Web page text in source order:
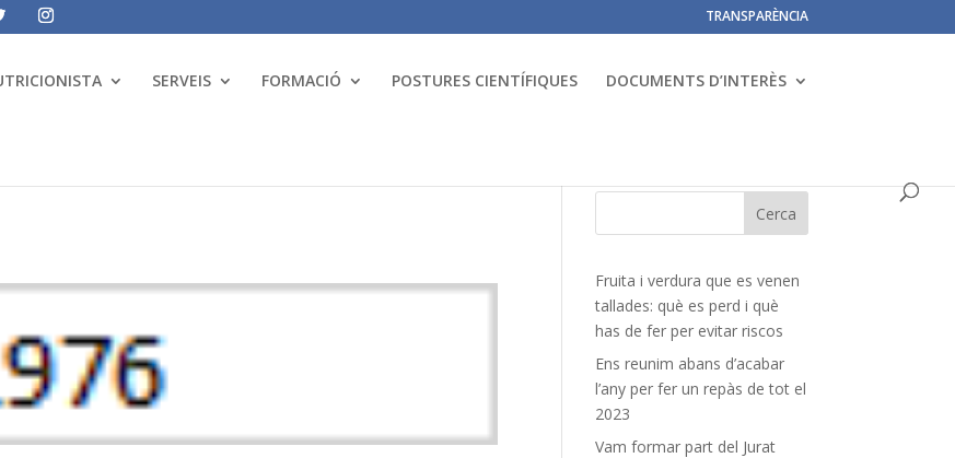
TRANSPARÈNCIA
SERVEIS FORMACIÓ POSTURES CIENTÍFIQUES DOCUMENTS D’INTERÈS
Fruita i verdura que es venen
tallades: què es perd i què
has de fer per evitar riscos
Ens reunim abans d’acabar
l’any per fer un repàs de tot el
2023
Vam formar part del Jurat